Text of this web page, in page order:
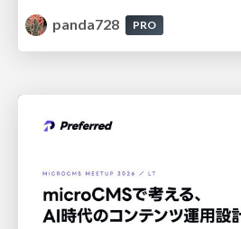
panda728
PRO